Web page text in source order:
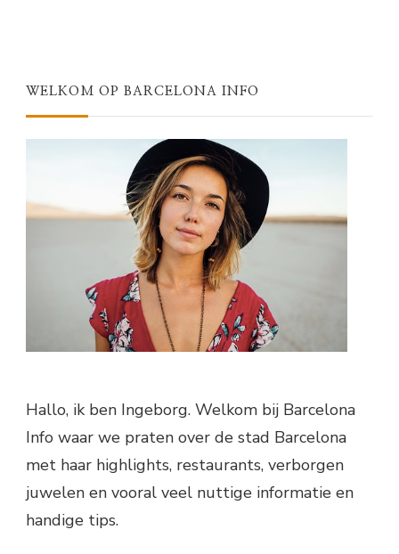
WELKOM OP BARCELONA INFO
Hallo, ik ben Ingeborg. Welkom bij Barcelona
Info waar we praten over de stad Barcelona
met haar highlights, restaurants, verborgen
juwelen en vooral veel nuttige informatie en
handige tips.